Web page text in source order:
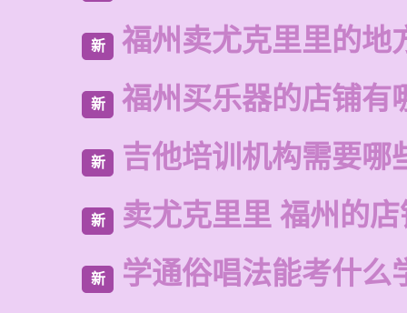
新 福州卖尤克里里的地
新 福州买乐器的店铺有
新 吉他培训机构需要哪
新 卖尤克里里 福州的
新 学通俗唱法能考什么